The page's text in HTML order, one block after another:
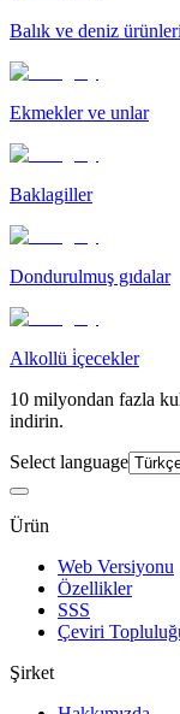
Balık ve deniz ürünleri
Ekmekler ve unlar
Baklagiller
Dondurulmuş gıdalar
Alkollü i̇çecekler
10 milyondan fazla
indirin.
Select language
Ürün
Web Versiyonu
Özellikler
SSS
Çeviri
Şirket